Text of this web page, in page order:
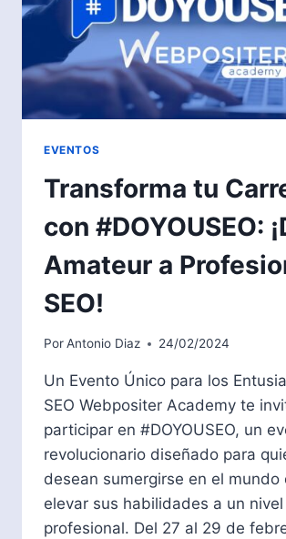
EVENTOS
Transforma tu
con #DOYOUSEO:
Amateur a
SEO!
PorAntonio Diaz 24/02/2024
Un Evento Único para los
SEO Webpositer Academy te
participar en #DOYOUSEO, un
revolucionario diseñado para
desean sumergirse en el mundo
elevar sus habilidades a un nivel
profesional. Del 27 al 29 de